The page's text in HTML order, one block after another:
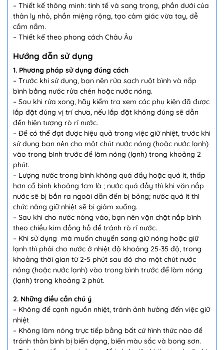
– Thiết kế thông minh: tinh tế và sang trọng, phần dưới của
thân ly nhỏ, phần miệng rộng, tạo cảm giác vừa tay, dễ
cầm nắm.
– Thiết kế theo phong cách Châu Âu
Hướng dẫn sử dụng
1. Phương pháp sử dụng đúng cách
– Trước khi sử dụng, bạn nên rửa sạch ruột bình và nắp
bình bằng nước rửa chén hoặc nước nóng.
– Sau khi rửa xong, hãy kiểm tra xem các phụ kiện đã được
lắp đặt đúng vị trí chưa, nếu lắp đặt không đúng sẽ dẫn
đến hiện tượng rò rỉ nước.
– Để có thể đạt được hiệu quả trong việc giữ nhiệt, trước khi
sử dụng bạn nên cho một chút nước nóng (hoặc nước lạnh)
vào trong bình trước để làm nóng (lạnh) trong khoảng 2
phút.
– Lượng nước trong bình không quá đầy hoặc quá ít, thấp
hơn cổ bình khoảng 1cm là ; nước quá đầy thì khi vặn nắp
nước sẽ bị bắn ra ngoài dẫn đến bị bỏng; nước quá ít thì
chức năng giữ nhiệt sẽ bị giảm xuống.
– Sau khi cho nước nóng vào, bạn nên vặn chặt nắp bình
theo chiều kim đồng hồ để tránh rò rỉ nước.
– Khi sử dụng mà muốn chuyển sang giữ nóng hoặc giữ
lạnh thì phải cho nước ở nhiệt độ khoảng 25-35 độ, trong
khoảng thời gian từ 2-5 phút sau đó cho một chút nước
nóng (hoặc nước lạnh) vào trong bình trước để làm nóng
(lạnh) trong khoảng 2 phút.
2. Những điều cần chú ý
– Không để cạnh nguồn nhiệt, tránh ảnh hưởng đến việc giữ
nhiệt
– Không làm nóng trực tiếp bằng bất cứ hình thức nào để
tránh thân bình bị biến dạng, biến màu sắc và bong sơn.